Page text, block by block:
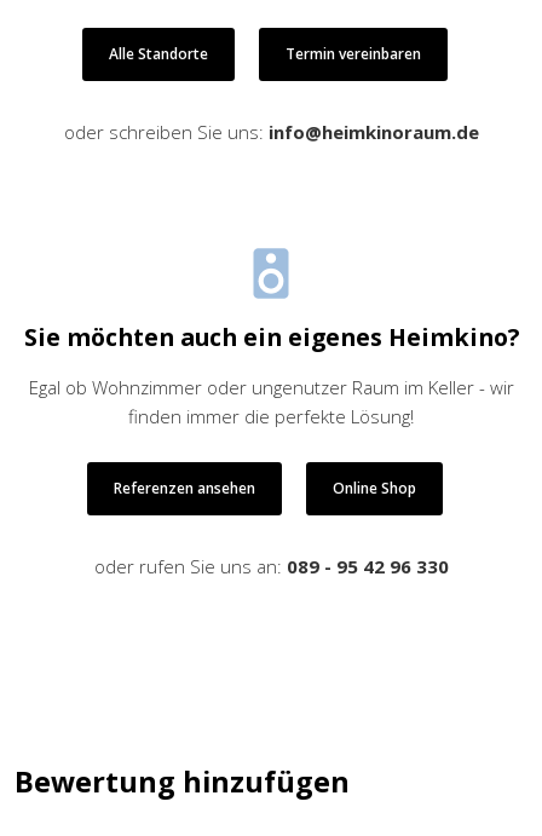
Alle Standorte Termin vereinbaren
oder schreiben Sie uns: info@heimkinoraum.de
Sie möchten auch ein eigenes Heimkino?
Egal ob Wohnzimmer oder ungenutzer Raum im Keller - wir
finden immer die perfekte Lösung!
Referenzen ansehen Online Shop
oder rufen Sie uns an: 089 - 95 42 96 330
Bewertung hinzufügen